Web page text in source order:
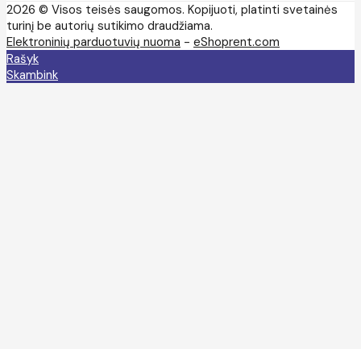
2026 © Visos teisės saugomos. Kopijuoti, platinti svetainės
turinį be autorių sutikimo draudžiama.
Elektroninių parduotuvių nuoma - eShoprent.com
Rašyk
Skambink